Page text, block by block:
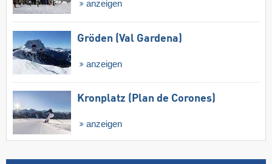
anzeigen
Gröden (Val Gardena)
anzeigen
Kronplatz (Plan de Corones)
anzeigen